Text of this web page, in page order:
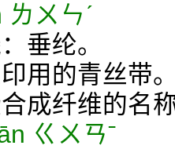
ㄌㄨㄣˊ
垂纶。
用的青丝带
成纤维的名
ㄍㄨㄢˉ